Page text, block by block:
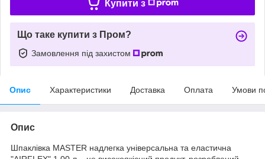
Купити з
Що таке купити з Пром?
Замовлення під захистом
Опис Характеристики Доставка Оплата Умови
Опис
Шпаклівка MASTER надлегка універсальна та еластична